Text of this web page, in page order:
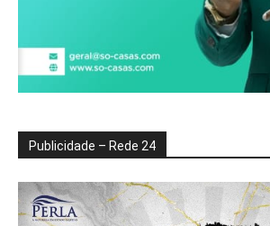
Publicidade – Rede 24